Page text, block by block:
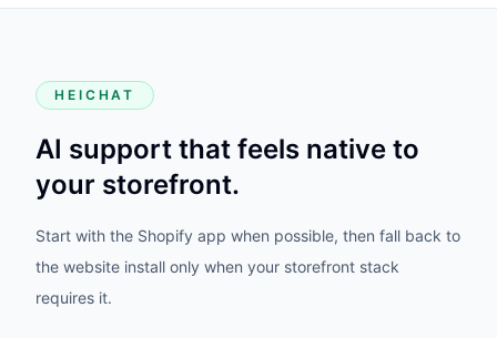
HEICHAT
AI support that feels native to
your storefront.
Start with the Shopify app when possible, then fall back to
the website install only when your storefront stack
requires it.